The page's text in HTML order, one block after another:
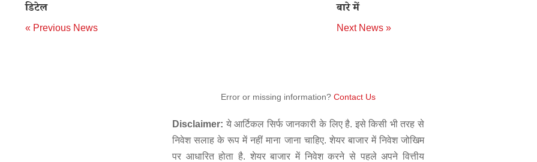
डिटेल
« Previous News
बारे में
Next News »
Error or missing information? Contact Us
Disclaimer: ये आर्टिकल सिर्फ जानकारी के लिए है. इसे किसी भी तरह से
निवेश सलाह के रूप में नहीं माना जाना चाहिए. शेयर बाजार में निवेश जोखिम
पर आधारित होता है. शेयर बाजार में निवेश करने से पहले अपने वित्तीय